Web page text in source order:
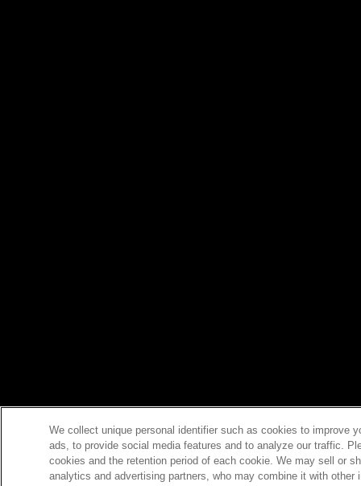
We collect unique personal identifier such as cookies to improve
ads, to provide social media features and to analyze our traffic.
cookies and the retention period of each cookie. We may sell or
analytics and advertising partners, who may combine it with